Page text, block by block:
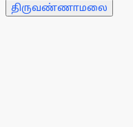
திருவண்ணாமலை